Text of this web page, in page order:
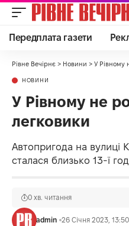
Передплата газети
Рівне Вечірнє > Новини > У Рівному
НОВИНИ
У Рівному не
легковики
Автопригода на вулиці
сталася близько 13-ї
admin 26 Січня 2023, 13:50
0 хв. читання